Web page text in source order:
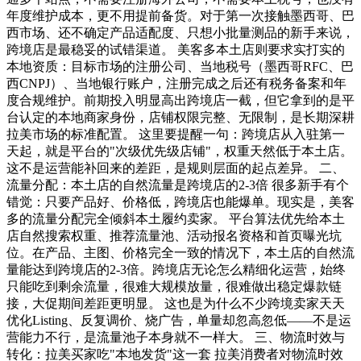
年度维护成本，更不用提前备货。对于第一次接触墨西哥、巴
西市场、还不确定产品适配度、只想小批量测品的新手来说，
跨境店是最稳妥的试错渠道。 美客多本土店则要求实打实的
本地资质：目标市场的注册公司、当地税号（墨西哥RFC、巴
西CNPJ）、当地银行账户，注册完成之后还有税务备案和年
度合规维护。前期投入明显高出跨境店一截，但它拿到的是平
台认定的本地商家身份，店铺权限完整、无限制，是长期深耕
拉美市场的标准配置。 这里要提醒一句：跨境店从入驻第一
天起，就是平台的"次级优先级店铺"，权重天然低于本土店。
这不是运营能补回来的差距，是规则层面的起点差异。 二、
流量分配：本土店的自然流量是跨境店的2-3倍 很多新手有个
错觉：只要产品好、价格低，跨境店也能爆单。现实是，美客
多的流量分配完全倾斜本土履约卖家。 平台算法优先给本土
店自然搜索权重、推荐流量池、活动报名资格和首页曝光坑
位。在产品、主图、价格完全一致的情况下，本土店的自然流
量能达到跨境店的2-3倍。跨境店无论怎么精细化运营，始终
只能吃到剩余流量，很难大规模放量，很难做出稳定爆款链
接，大促期间差距更明显。 这也是为什么不少跨境卖家天天
优化Listing、反复调价、烧广告，单量却忽高忽低——不是运
营能力不行，是流量池子本身就不一样大。 三、物流时效与
转化：拉美买家吃"本地发货"这一套 拉美消费者对物流时效